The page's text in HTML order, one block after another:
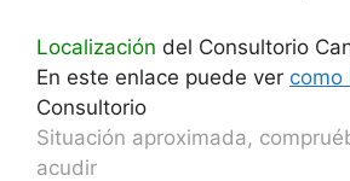
Localización del Consultorio
En este enlace puede ver como
Consultorio
Situación aproximada,
acudir